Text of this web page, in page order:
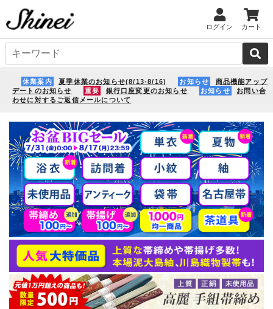
ログイン カート
休業案内 夏季休業のお知らせ(8/13-8/16) お知らせ
商品機能アップ
デートのお知らせ
重要 銀行口座変更のお知らせ お知らせ
お問い合
わせに対するご返信メールについて